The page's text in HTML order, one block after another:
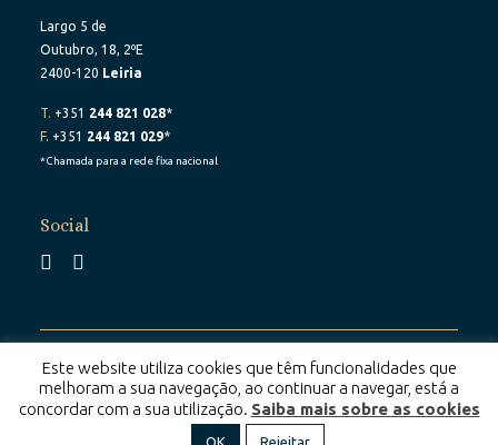
Largo 5 de
Outubro, 18, 2ºE
2400-120 Leiria
T. +351 244 821 028*
F. +351 244 821 029*
*Chamada para a rede fixa nacional
Social
© 2025 RBCM – Todos os direitos reservados | By:
Belo Digital
Livro de Reclamações
Este website utiliza cookies que têm funcionalidades que
melhoram a sua navegação, ao continuar a navegar, está a
concordar com a sua utilização. Saiba mais sobre as cookies
OK Rejeitar